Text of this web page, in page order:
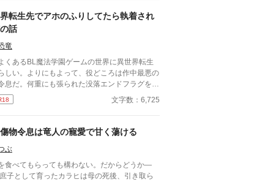
毎日を過ごしていた。 姉の嫁入りである18
生日、何故か俺のもとに竜王陛下がやってき
しましたので全て公開していきます。
転生先でアホのふりしてたら執着され
話
竜
くあるBL魔法学園ゲームの世界に異世界転生
しい。よりにもよって、役どころは作中最悪の
息だ。何重にも張られた没落エンドフラグをへ
日々……なんてまっぴらごめんなので、前世の
（引きこもり）を最大限活用して平和を勝ち取
坊ちゃんの足すべすべ～」なんて言い出し
文字数：6,725
物令息は竜人の寵愛で甘く蕩ける
ぶ
を食べてもらっても構わない。だからどうか―
子として育ったカラヒは母の死後、引き取ら